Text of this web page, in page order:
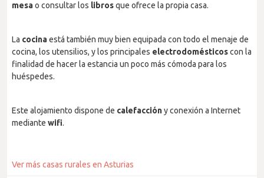
mesao consultar los librosque ofrece la propia casa.
La cocinaestá también muy bien equipada con todo el menaje de
cocina, los utensilios, y los principales electrodomésticoscon la
finalidad de hacer la estancia un poco más cómoda para los
huéspedes.
Este alojamiento dispone de calefaccióny conexión a Internet
mediante wifi.
Ver más casas rurales en Asturias